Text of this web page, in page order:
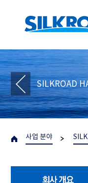
SILKROAD
사업 분야